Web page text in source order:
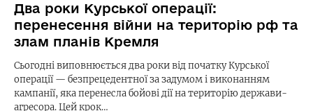
Два роки Курської операції:
перенесення війни на територію рф та
злам планів Кремля
Сьогодні виповнюється два роки від початку Курської
операції — безпрецедентної за задумом і виконанням
кампанії, яка перенесла бойові дії на територію держави-
агресора. Цей крок…